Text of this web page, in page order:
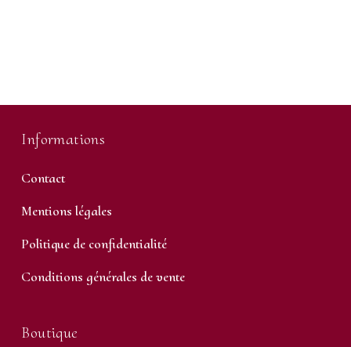
Informations
Contact
Mentions légales
Politique de confidentialité
Conditions générales de vente
Boutique